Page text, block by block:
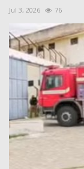
Jul 3, 2026 76